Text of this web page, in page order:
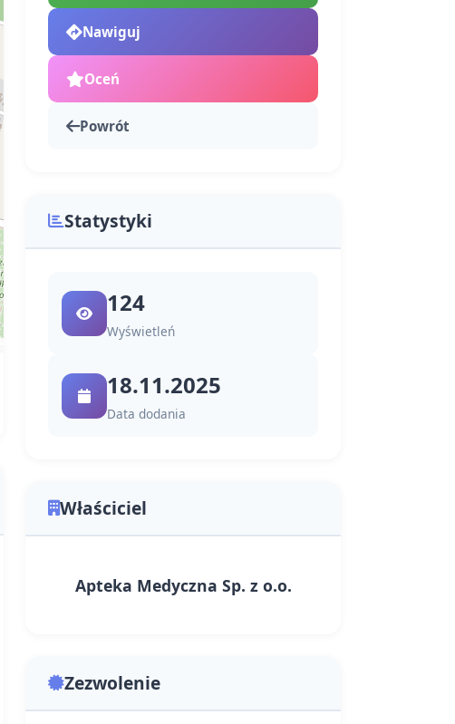
Nawiguj
Oceń
Powrót
Statystyki
124
Wyświetleń
18.11.2025
Data dodania
Właściciel
Apteka Medyczna Sp. z o.o.
Zezwolenie